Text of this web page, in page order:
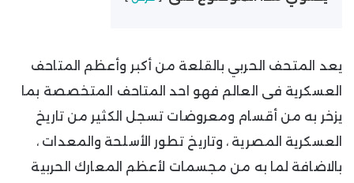
يعد المتحف الحربي بالقلعة من أكبر وأعظم المتاحف
العسكرية فى العالم فهو احد المتاحف المتخصصة بما
يزخر به من أقسام ومعروضات تسجل الكثير من تاريخ
العسكرية المصرية ، وتاريخ تطور الأسلحة والمعدات ،
بالاضافة لما به من مجسمات لأعظم المعارك الحربية